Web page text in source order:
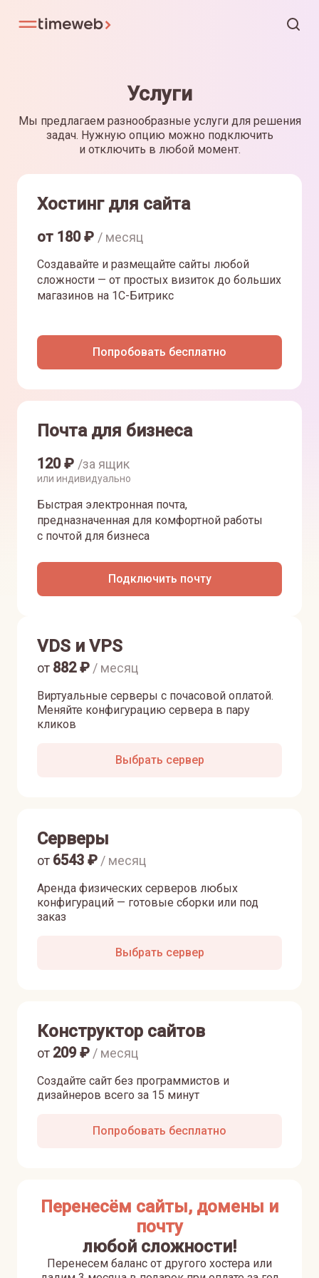
Услуги
Мы предлагаем разнообразные услуги для решения
задач. Нужную опцию можно подключить
и отключить в любой момент.
Хостинг для сайта
от 180₽ / месяц
Создавайте и размещайте сайты любой
сложности — от простых визиток до больших
магазинов на 1С-Битрикс
Попробовать бесплатно
Почта для бизнеса
120₽ /за ящик
или индивидуально
Быстрая электронная почта,
предназначенная для комфортной работы
с почтой для бизнеса
Подключить почту
VDS и VPS
Виртуальные серверы с почасовой оплатой.
Меняйте конфигурацию сервера в пару
кликов
от 882₽ / месяц
Выбрать сервер
Серверы
Аренда физических серверов любых
конфигураций — готовые сборки или под
заказ
от 6543 ₽ / месяц
Выбрать сервер
Конструктор сайтов
Создайте сайт без программистов и
дизайнеров всего за 15 минут
от 209₽ / месяц
Попробовать бесплатно
Перенесём сайты, домены и
почту
любой сложности!
Перенесем баланс от другого хостера или